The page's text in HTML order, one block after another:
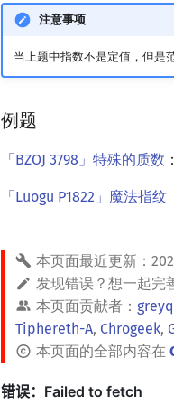
注意事项
当上题中指数不是定值，但是
例题
「BZOJ 3798」特殊的质数
「Luogu P1822」魔法指纹
本页面最近更新：
发现错误？想一起完
本页面贡献者：
Tiphereth-A, Chrogeek,
本页面的全部内容在